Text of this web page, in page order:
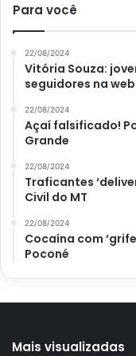
água morna
específica,
além disso é
Para você
22/08/2024
Vitória Souza:
seguidores na web
22/08/2024
Açaí falsificado!
Grande
22/08/2024
Traficantes
Civil do MT
22/08/2024
Cocaína com
Poconé
Mais visualizadas